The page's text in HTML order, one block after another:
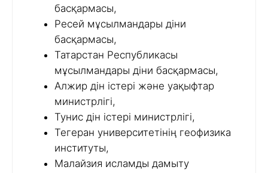
басқармасы,
Ресей мұсылмандары діни
басқармасы,
Татарстан Республикасы
мұсылмандары діни басқармасы,
Алжир дін істері және уақыфтар
министрлігі,
Тунис дін істері министрлігі,
Тегеран университетінің геофизика
институты,
Малайзия исламды дамыту